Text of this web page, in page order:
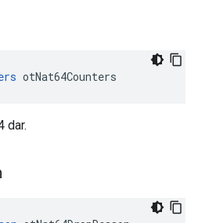
otNat64Counters
dar.